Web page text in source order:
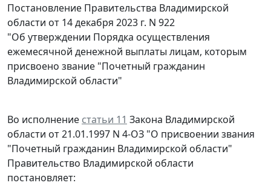
Постановление Правительства Владимирской
области от 14 декабря 2023 г. N 922
"Об утверждении Порядка осуществления
ежемесячной денежной выплаты лицам, которым
присвоено звание "Почетный гражданин
Владимирской области"
Во исполнение статьи 11 Закона Владимирской
области от 21.01.1997 N 4-ОЗ "О присвоении звания
"Почетный гражданин Владимирской области"
Правительство Владимирской области
постановляет: